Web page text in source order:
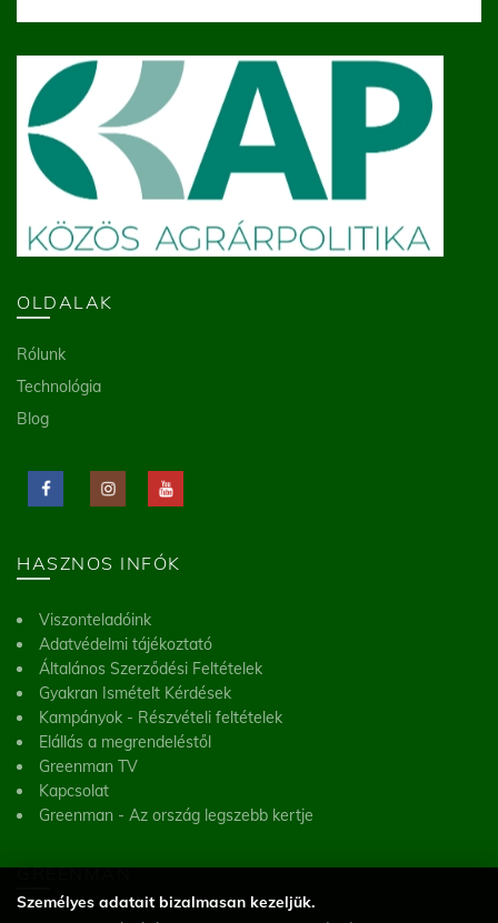
OLDALAK
Rólunk
Technológia
Blog
HASZNOS INFÓK
Viszonteladóink
Adatvédelmi tájékoztató
Általános Szerződési Feltételek
Gyakran Ismételt Kérdések
Kampányok - Részvételi feltételek
Elállás a megrendeléstől
Greenman TV
Kapcsolat
Greenman - Az ország legszebb kertje
GREENMAN
Személyes adatait bizalmasan kezeljük.